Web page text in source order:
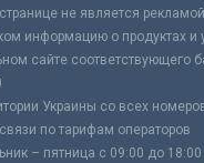
не является
информацию о продуктах и
сайте соответствующего
Украины со всех
по тарифам операторов
– пятница с 09:00 до 18:00